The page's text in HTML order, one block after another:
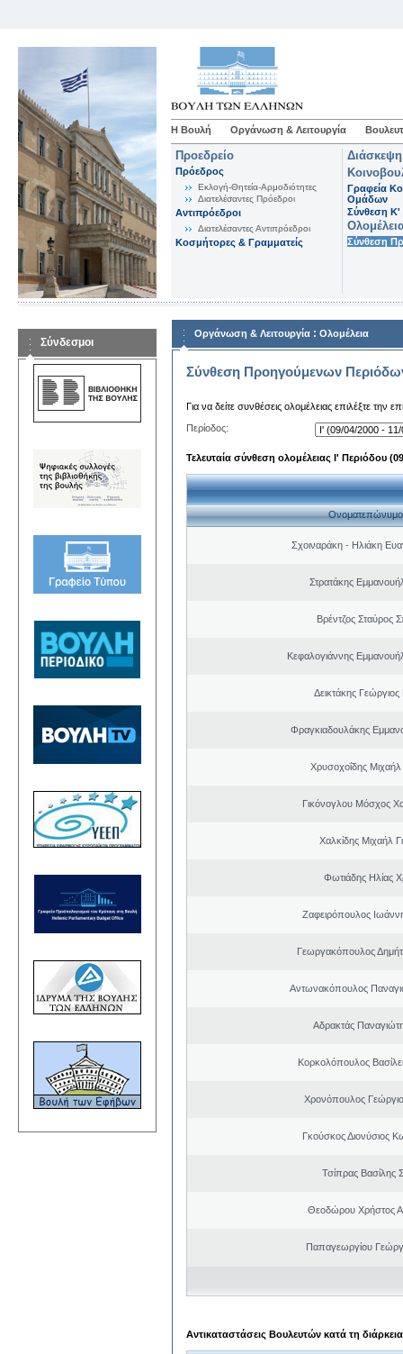
Η Βουλή Οργάνωση & Λειτουργία
Προεδρείο
Πρόεδρος
Εκλογή-Θητεία-Αρμοδιότητες
Διατελέσαντες Πρόεδροι
Αντιπρόεδροι
Διατελέσαντες Αντιπρόεδροι
Κοσμήτορες & Γραμματείς
Γραφεία
Ομάδων
Σύνθεση K'
Σύνθεση
Σύνδεσμοι
Οργάνωση & Λειτουργία : Ολομέλεια
Σύνθεση Προηγούμενων
Για να δείτε συνθέσεις ολομέλειας επιλέξτε την
Περίοδος:
Τελευταία σύνθεση ολομέλειας Ι' Περιόδου
Ονοματεπώνυμο
Σχοιναράκη - Ηλιάκη
Στρατάκης
Βρέντζος Σταύρος
Κεφαλογιάννης
Δεικτάκης
Φραγκιαδουλάκης
Χρυσοχοΐδης Μιχαήλ
Γικόνογλου Μόσχος
Χαλκίδης Μιχαήλ
Φωτιάδης Ηλίας
Ζαφειρόπουλος
Γεωργακόπουλος
Αντωνακόπουλος
Αδρακτάς
Κορκολόπουλος
Χρονόπουλος
Γκούσκος Διονύσιος
Τσίπρας Βασίλης
Θεοδώρου Χρήστος
Παπαγεωργίου
Αντικαταστάσεις Βουλευτών κατά τη